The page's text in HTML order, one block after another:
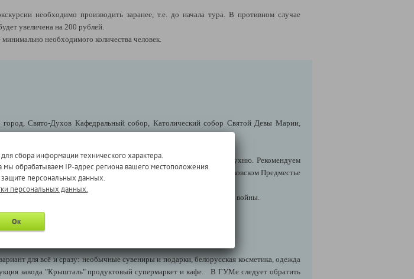
необходимо производить заранее, т.е. до начала тура. В противном случае
увеличена на 200 рублей.
необходимого количества человек.
город, Свято-Духов Кафедральный собор, Католический собор Святой Девы Марии,
Минска и попробовать национальную белорусскую кухню. Рекомендуем
кто хочет прогуляться перед обедом - кафе "Панский Дворик" в Раковском Предместье
или посетить музей Музей истории Великой Отечественной войны.
столицы.
для всё и сразу: необычные сувениры и подарки, белорусская косметика, одежда
завода "Крышталь" продуктовый супермаркет и кафе. В ГУМе следует обратить
сбора информации технического характера.
мы обрабатываем IP-адрес региона вашего местоположения.
персональных данных.
персональных данных.
Ок